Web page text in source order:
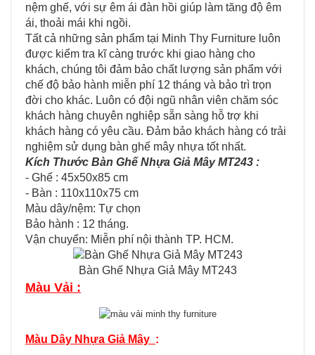
nệm ghế, với sự êm ái đàn hồi giúp làm tăng độ êm
ái, thoải mái khi ngồi.
Tất cả những sản phẩm tại Minh Thy Furniture luôn
được kiểm tra kĩ càng trước khi giao hàng cho
khách, chúng tôi đảm bảo chất lượng sản phẩm với
chế độ bảo hành miễn phí 12 tháng và bảo trì trọn
đời cho khác. Luôn có đội ngũ nhân viên chăm sóc
khách hàng chuyên nghiệp sẵn sàng hỗ trợ khi
khách hàng có yêu cầu. Đảm bảo khách hàng có trải
nghiệm sử dụng bàn ghế mây nhựa tốt nhất.
Kích Thước Bàn Ghế Nhựa Giả Mây MT243 :
- Ghế : 45x50x85 cm
- Bàn : 110x110x75 cm
Màu dây/nệm: Tự chọn
Bảo hành : 12 tháng.
Vận chuyển: Miễn​ p​hí nội thành​ TP. HCM.
Bàn Ghế Nhựa Giả Mây MT243
Màu Vải :
Màu Dây Nhựa Giả Mây :